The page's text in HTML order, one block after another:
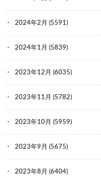
2024年2月 (5591)
2024年1月 (5839)
2023年12月 (6035)
2023年11月 (5782)
2023年10月 (5959)
2023年9月 (5675)
2023年8月 (6404)